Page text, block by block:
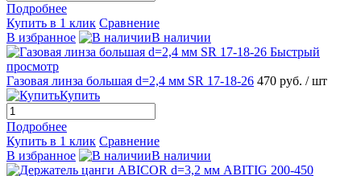
Подробнее
Купить в 1 клик Сравнение
В избранное
В наличии
Быстрый
просмотр
Газовая линза большая d=2,4 мм SR 17-18-26 470 руб. / шт
Купить
Подробнее
Купить в 1 клик Сравнение
В избранное
В наличии